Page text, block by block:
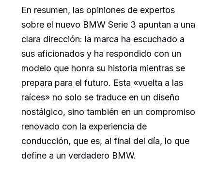
En resumen, las opiniones de expertos
sobre el nuevo BMW Serie 3 apuntan a una
clara dirección: la marca ha escuchado a
sus aficionados y ha respondido con un
modelo que honra su historia mientras se
prepara para el futuro. Esta «vuelta a las
raíces» no solo se traduce en un diseño
nostálgico, sino también en un compromiso
renovado con la experiencia de
conducción, que es, al final del día, lo que
define a un verdadero BMW.